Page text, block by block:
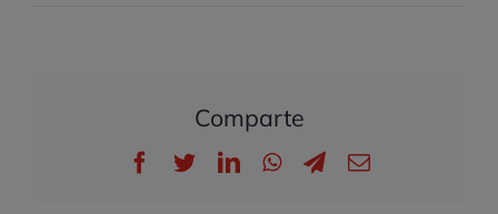
Emprender:
Comparte
Facebook
TwitterLinkedInWhatsApp
Telegram
Correo